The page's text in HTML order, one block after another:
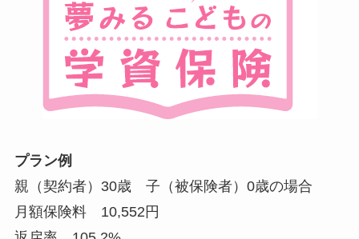
プラン例
親（契約者）30歳 子（被保険者）0歳の場合
月額保険料 10,552円